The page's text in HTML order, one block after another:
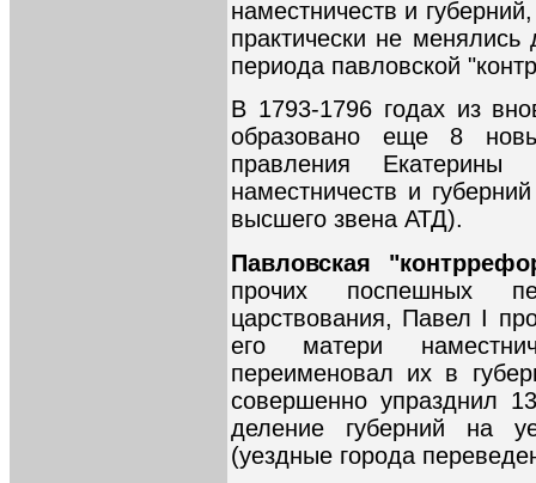
наместничеств и
практически не
периода павловской
В 1793-1796 годах из
образовано еще 8
правления
наместничеств и
высшего звена АТД).
Павловская
прочих поспешных
царствования, Павел I
его матери
переименовал их в
совершенно упразднил
деление губерний на
(уездные города